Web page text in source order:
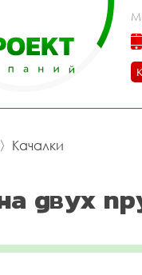
〉 Качалки
двух